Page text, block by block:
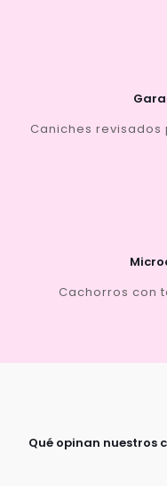
Caniches
Cachorros con
Qué opinan nuestros